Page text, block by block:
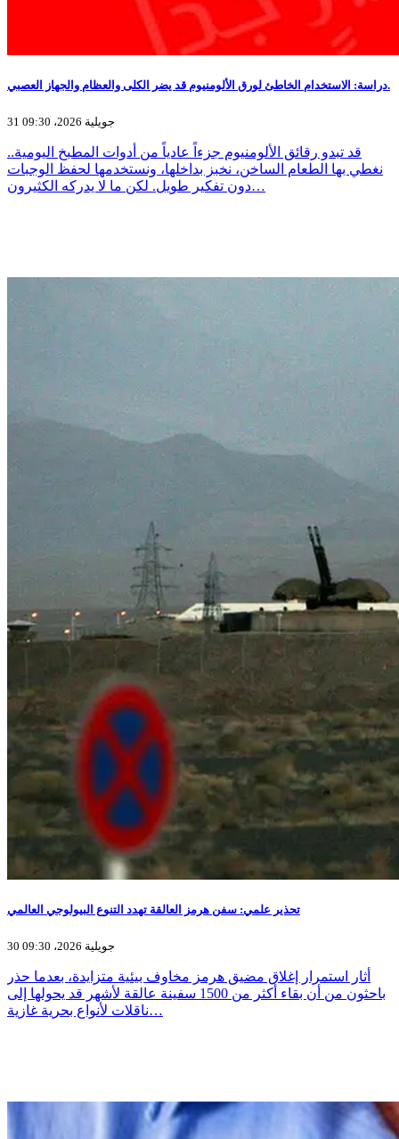
دراسة: الاستخدام الخاطئ لورق الألومنيوم قد يضر الكلى والعظام والجهاز العصبي.
31 جويلية 2026، 09:30
قد تبدو رقائق الألومنيوم جزءاً عادياً من أدوات المطبخ اليومية..
نغطي بها الطعام الساخن، نخبز بداخلها، ونستخدمها لحفظ الوجبات
دون تفكير طويل. لكن ما لا يدركه الكثيرون…
تحذير علمي: سفن هرمز العالقة تهدد التنوع البيولوجي العالمي
30 جويلية 2026، 09:30
أثار استمرار إغلاق مضيق هرمز مخاوف بيئية متزايدة، بعدما حذر
باحثون من أن بقاء أكثر من 1500 سفينة عالقة لأشهر قد يحولها إلى
ناقلات لأنواع بحرية غازية…